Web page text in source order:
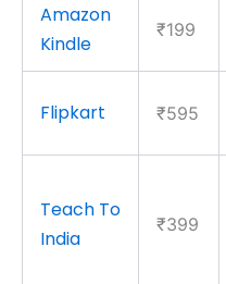
Amazon
Kindle
₹199
Flipkart ₹595
Teach To
India
₹399